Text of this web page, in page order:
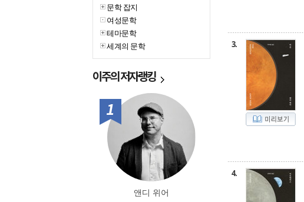
문학 잡지
여성문학
테마문학
세계의 문학
이주의저자랭킹
1위
앤디 위어
3.
4.